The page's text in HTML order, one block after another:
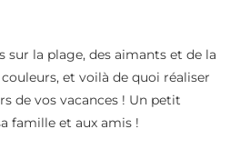
sur la plage, des aimants et de la
et voilà de quoi réaliser
de vos vacances ! Un petit
famille et aux amis !